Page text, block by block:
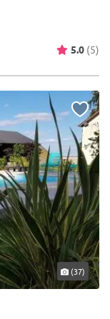
5.0 (5)
(37)